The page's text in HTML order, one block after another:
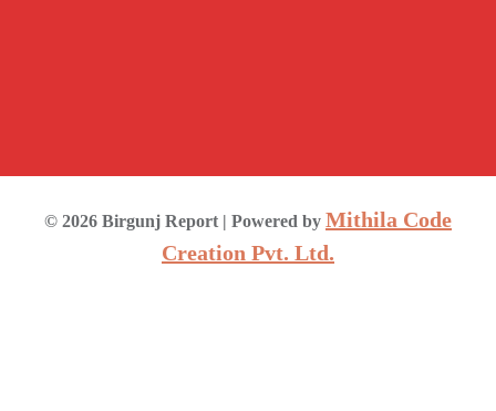
© 2026 Birgunj Report | Powered by Mithila Code
Creation Pvt. Ltd.